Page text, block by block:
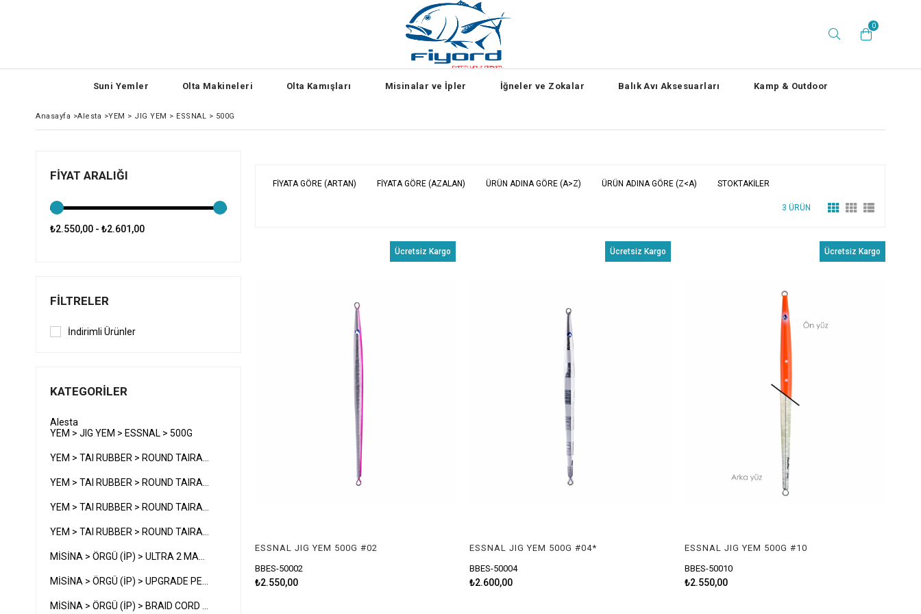
0
Suni Yemler Olta Makineleri Olta Kamışları Misinalar ve İpler İğneler ve Zokalar Balık Avı Aksesuarları Kamp & Outdoor
Anasayfa >Alesta >YEM > JIG YEM > ESSNAL > 500G
FIYAT ARALIĞI
₺2.550,00 - ₺2.601,00
FILTRELER
İndirimli Ürünler
KATEGORILER
Alesta
YEM > JIG YEM > ESSNAL > 500G
FIYATA GÖRE (ARTAN) FIYATA GÖRE (AZALAN) ÜRÜN ADINA GÖRE (A>Z) ÜRÜN ADINA GÖRE (Z<A) STOKTAKILER
3 ÜRÜN
ESSNAL JIG YEM 500G #02
BBES-50002
₺2.550,00
Ücretsiz Kargo
ESSNAL JIG YEM 500G #04*
BBES-50004
₺2.600,00
Ücretsiz Kargo
ESSNAL JIG YEM 500G #10
BBES-50010
₺2.550,00
Ücretsiz Kargo